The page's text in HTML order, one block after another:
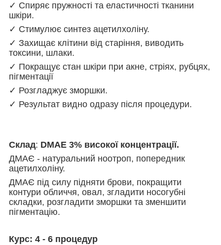
✓ Спиряє пружності та еластичності тканини
шкіри.
✓ Стимулює синтез ацетилхоліну.
✓ Захищає клітини від старіння, виводить
токсини, шлаки.
✓ Покращує стан шкіри при акне, стріях, рубцях,
пігментації
✓ Розгладжує зморшки.
✓ Результат видно одразу після процедури.
Склад: DMAE 3% високої концентрації.
ДМАЄ - натуральний ноотроп, попередник
ацетилхоліну.
ДМАЄ під силу підняти брови, покращити
контури обличчя, овал, згладити носогубні
складки, розгладити зморшки та зменшити
пігментацію.
Курс: 4 - 6 процедур